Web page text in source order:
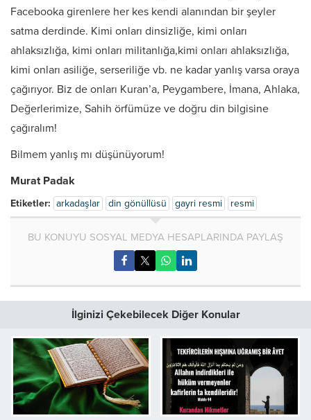
Facebooka girenlere her kes kendi alanından bir şeyler
satma derdinde. Kimi onları dinsizliğe, kimi onları
ahlaksızlığa, kimi onları militanlığa,kimi onları ahlaksızlığa,
kimi onları asiliğe, serseriliğe vb. ne kadar yanlış varsa oraya
çağırıyor. Biz de onları Kuran’a, Peygambere, İmana, Ahlaka,
Değerlerimize, Sahih örfümüze ve doğru din bilgisine
çağıralım!
Bilmem yanlış mı düşünüyorum!
Murat Padak
Etiketler: arkadaşlar din gönüllüsü gayri resmi resmi
BU KONUYU SOSYAL MEDYA HESAPLARINDA PAYLAŞ
İlginizi Çekebilecek Diğer Konular